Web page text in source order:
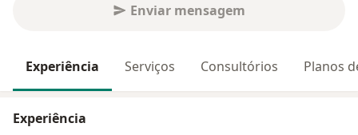
Enviar mensagem
Experiência Serviços Consultórios Planos
Experiência